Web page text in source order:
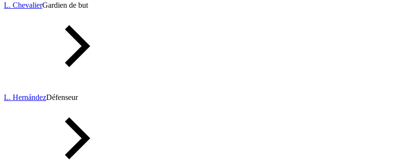
L. ChevalierGardien de but
L. HernándezDéfenseur